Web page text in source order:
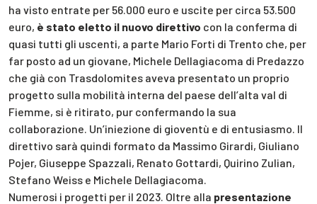
ha visto entrate per 56.000 euro e uscite per circa 53.500
euro, è stato eletto il nuovo direttivo con la conferma di
quasi tutti gli uscenti, a parte Mario Forti di Trento che, per
far posto ad un giovane, Michele Dellagiacoma di Predazzo
che già con Trasdolomites aveva presentato un proprio
progetto sulla mobilità interna del paese dell’alta val di
Fiemme, si è ritirato, pur confermando la sua
collaborazione. Un’iniezione di gioventù e di entusiasmo. Il
direttivo sarà quindi formato da Massimo Girardi, Giuliano
Pojer, Giuseppe Spazzali, Renato Gottardi, Quirino Zulian,
Stefano Weiss e Michele Dellagiacoma.
Numerosi i progetti per il 2023. Oltre alla presentazione